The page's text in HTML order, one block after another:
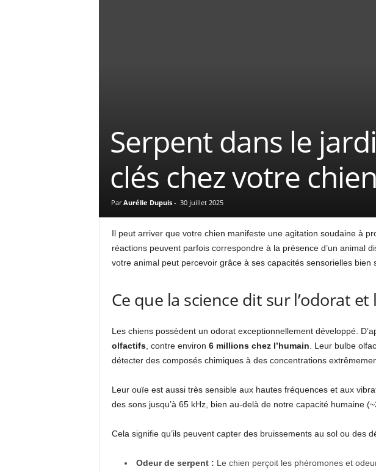
Serpent dans le
clés chez votre
Par Aurélie Dupuis- 30 juillet 2025
Il peut arriver que votre chien manifeste une agitation soudaine à
réactions peuvent parfois correspondre à la présence d’un animal
votre animal peut percevoir grâce à ses capacités sensorielles bien
Ce que la science dit sur l’odorat et
Les chiens possèdent un odorat exceptionnellement développé.
olfactifs, contre environ 6 millions chez l’humain . Leur bulbe
détecter des composés chimiques à des concentrations
Leur ouïe est aussi très sensible aux hautes fréquences et aux
des sons jusqu’à 65 kHz, bien au-delà de notre capacité humaine
Cela signifie qu’ils peuvent capter des bruissements au sol ou des
Odeur de serpent : Le chien perçoit les phéromones et